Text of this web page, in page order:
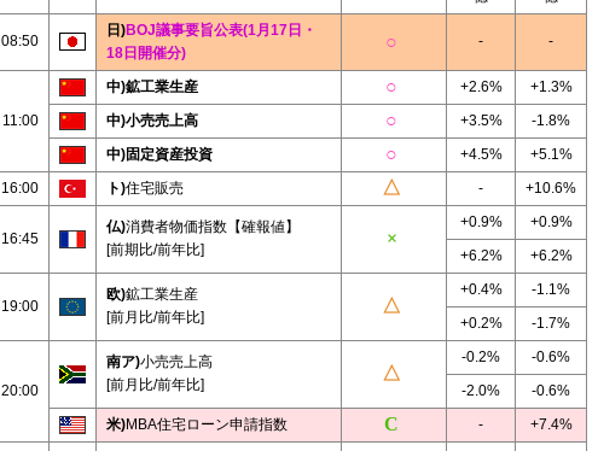
08:50
日)BOJ議事要旨公表(1月17日・
18日開催分)
- -
11:00
中)鉱工業生産 +2.6%
+1.3%
中)小売売上高
+3.5%
-1.8%
中)固定資産投資
+4.5%
+5.1%
16:00
ト)住宅販売 - +10.6%
16:45
仏)消費者物価指数【確報値】
[前期比/前年比]
+0.9%
+0.9%
+6.2%
+6.2%
19:00
欧)鉱工業生産
[前月比/前年比]
+0.4%
-1.1%
+0.2%
-1.7%
20:00
南ア)小売売上高
[前月比/前年比]
-0.2%
-0.6%
-2.0%
-0.6%
米)MBA住宅ローン申請指数 - +7.4%